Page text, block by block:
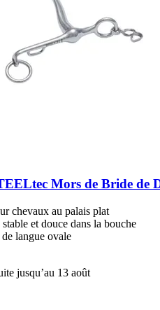
Mors de Bride de
chevaux au palais plat
et douce dans la bouche
de langue ovale
jusqu’au 13 août